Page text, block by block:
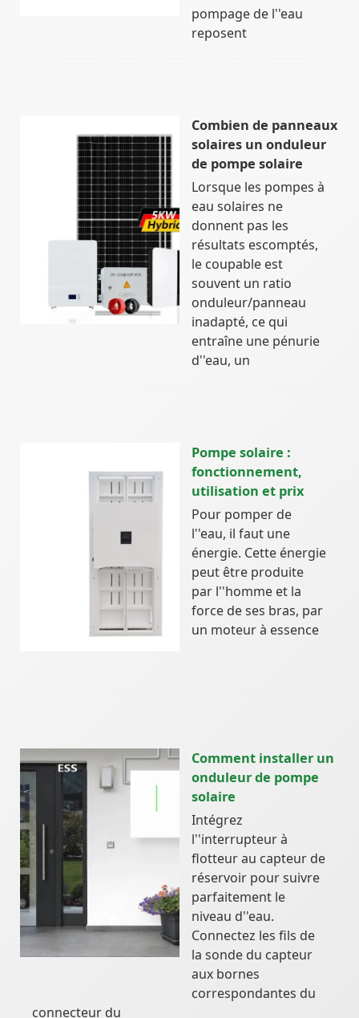
pompage de l''eau
reposent
Combien de panneaux
solaires un onduleur
de pompe solaire
Lorsque les pompes à
eau solaires ne
donnent pas les
résultats escomptés,
le coupable est
souvent un ratio
onduleur/panneau
inadapté, ce qui
entraîne une pénurie
d''eau, un
Pompe solaire :
fonctionnement,
utilisation et prix
Pour pomper de
l''eau, il faut une
énergie. Cette énergie
peut être produite
par l''homme et la
force de ses bras, par
un moteur à essence
Comment installer un
onduleur de pompe
solaire
Intégrez
l''interrupteur à
flotteur au capteur de
réservoir pour suivre
parfaitement le
niveau d''eau.
Connectez les fils de
la sonde du capteur
aux bornes
correspondantes du
connecteur du